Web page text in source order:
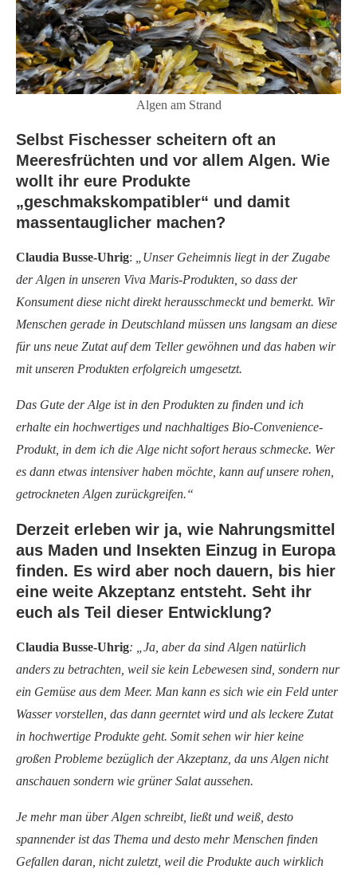
Algen am Strand
Selbst Fischesser scheitern oft an
Meeresfrüchten und vor allem Algen. Wie
wollt ihr eure Produkte
„geschmakskompatibler“ und damit
massentauglicher machen?
Claudia Busse-Uhrig:
„Unser Geheimnis liegt in der Zugabe
der Algen in unseren Viva Maris-Produkten, so dass der
Konsument diese nicht direkt herausschmeckt und bemerkt. Wir
Menschen gerade in Deutschland müssen uns langsam an diese
für uns neue Zutat auf dem Teller gewöhnen und das haben wir
mit unseren Produkten erfolgreich umgesetzt.
Das Gute der Alge ist in den Produkten zu finden und ich
erhalte ein hochwertiges und nachhaltiges Bio-Convenience-
Produkt, in dem ich die Alge nicht sofort heraus schmecke. Wer
es dann etwas intensiver haben möchte, kann auf unsere rohen,
getrockneten Algen zurückgreifen.“
Derzeit erleben wir ja, wie Nahrungsmittel
aus Maden und Insekten Einzug in Europa
finden. Es wird aber noch dauern, bis hier
eine weite Akzeptanz entsteht. Seht ihr
euch als Teil dieser Entwicklung?
Claudia Busse-Uhrig:
„Ja, aber da sind Algen natürlich
anders zu betrachten, weil sie kein Lebewesen sind, sondern nur
ein Gemüse aus dem Meer. Man kann es sich wie ein Feld unter
Wasser vorstellen, das dann geerntet wird und als leckere Zutat
in hochwertige Produkte geht. Somit sehen wir hier keine
großen Probleme bezüglich der Akzeptanz, da uns Algen nicht
anschauen sondern wie grüner Salat aussehen.
Je mehr man über Algen schreibt, ließt und weiß, desto
spannender ist das Thema und desto mehr Menschen finden
Gefallen daran, nicht zuletzt, weil die Produkte auch wirklich